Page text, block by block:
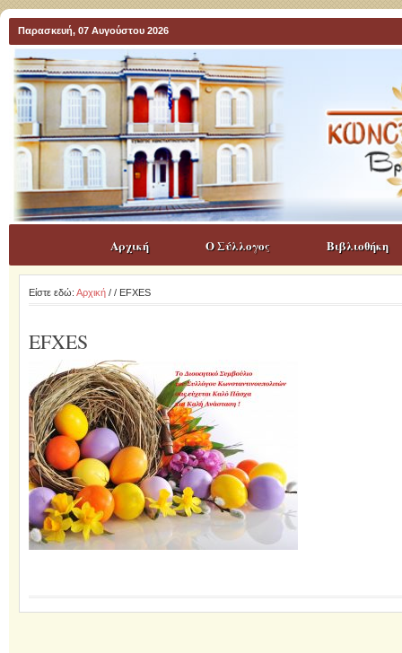
Παρασκευή, 07 Αυγούστου 2026
Αρχική Ο Σύλλογος Βιβλιοθήκη
Είστε εδώ: Αρχική/ / EFXES
EFXES